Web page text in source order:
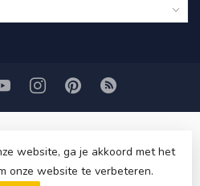
- Powered by
website, ga je akkoord met het
onze website te verbeteren.